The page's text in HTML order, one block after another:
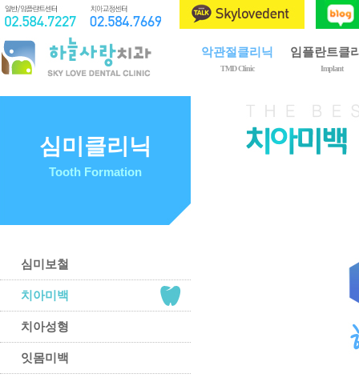
악관절클리닉
TMD Clinic
임플란트클
Implant
제1회 구강내과전문의
임플란트란?
임플란트 시술
골이식
심미클리닉
Tooth Formation
심미보철
치아미백
치아성형
잇몸미백